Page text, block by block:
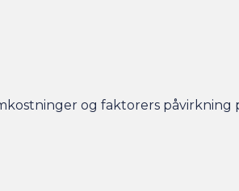
og faktorers
via am.dk - så er bilen gjort